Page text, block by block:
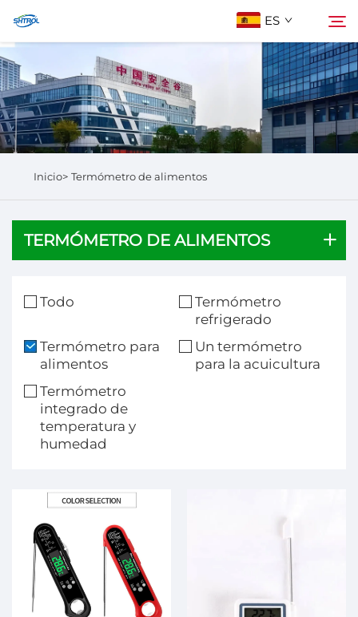
ES
Sobre Nosotros
Productos
Buscar
Inicio> Termómetro de alimentos
TERMÓMETRO DE ALIMENTOS
Todo
Termómetro
refrigerado
Termómetro para
alimentos
Un termómetro
para la acuicultura
Termómetro
integrado de
temperatura y
humedad